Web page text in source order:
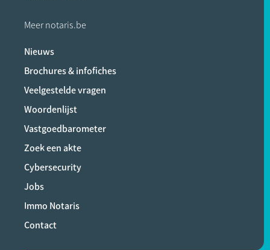
Meer notaris.be
Nieuws
Brochures & infofiches
Veelgestelde vragen
Woordenlijst
Vastgoedbarometer
Zoek een akte
Cybersecurity
Jobs
Immo Notaris
Contact